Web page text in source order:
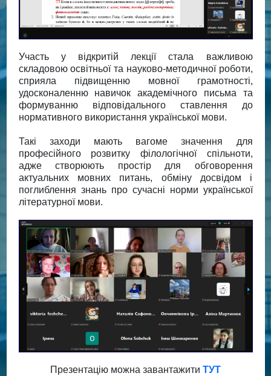
Участь у відкритій лекції стала важливою
складовою освітньої та науково-методичної роботи,
сприяла підвищенню мовної грамотності,
удосконаленню навичок академічного письма та
формуванню відповідального ставлення до
нормативного використання української мови.
Такі заходи мають вагоме значення для
професійного розвитку філологічної спільноти,
адже створюють простір для обговорення
актуальних мовних питань, обміну досвідом і
поглиблення знань про сучасні норми української
літературної мови.
Презентацію можна завантажити ТУТ